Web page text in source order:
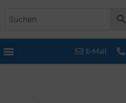
E-Mail